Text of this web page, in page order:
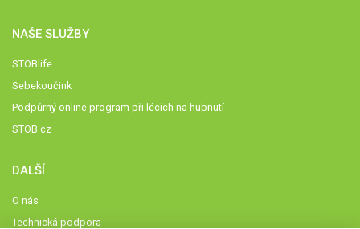
NAŠE SLUŽBY
STOBlife
Sebekoučink
Podpůrný online program při lécích na hubnutí
STOB.cz
DALŠÍ
O nás
Technická podpora